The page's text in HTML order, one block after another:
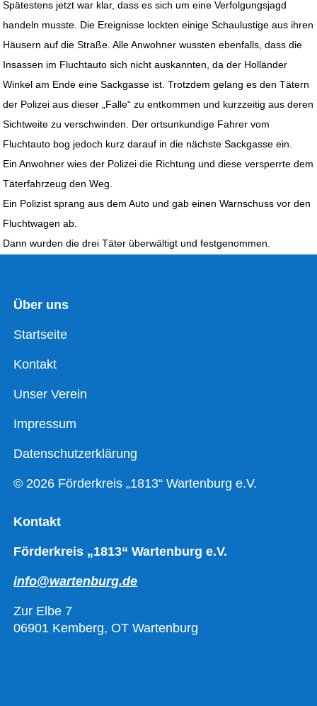
Spätestens jetzt war klar, dass es sich um eine Verfolgungsjagd
handeln musste. Die Ereignisse lockten einige Schaulustige aus ihren
Häusern auf die Straße. Alle Anwohner wussten ebenfalls, dass die
Insassen im Fluchtauto sich nicht auskannten, da der Holländer
Winkel am Ende eine Sackgasse ist. Trotzdem gelang es den Tätern
der Polizei aus dieser „Falle“ zu entkommen und kurzzeitig aus deren
Sichtweite zu verschwinden. Der ortsunkundige Fahrer vom
Fluchtauto bog jedoch kurz darauf in die nächste Sackgasse ein.
Ein Anwohner wies der Polizei die Richtung und diese versperrte dem
Täterfahrzeug den Weg.
Ein Polizist sprang aus dem Auto und gab einen Warnschuss vor den
Fluchtwagen ab.
Dann wurden die drei Täter überwältigt und festgenommen.
Über uns
Startseite
Kontakt
Unser Verein
Impressum
Datenschutzerklärung
© 2026 Förderkreis „1813“ Wartenburg e.V.
Kontakt
Förderkreis „1813“ Wartenburg e.V.
info@wartenburg.de
Zur Elbe 7
06901 Kemberg, OT Wartenburg